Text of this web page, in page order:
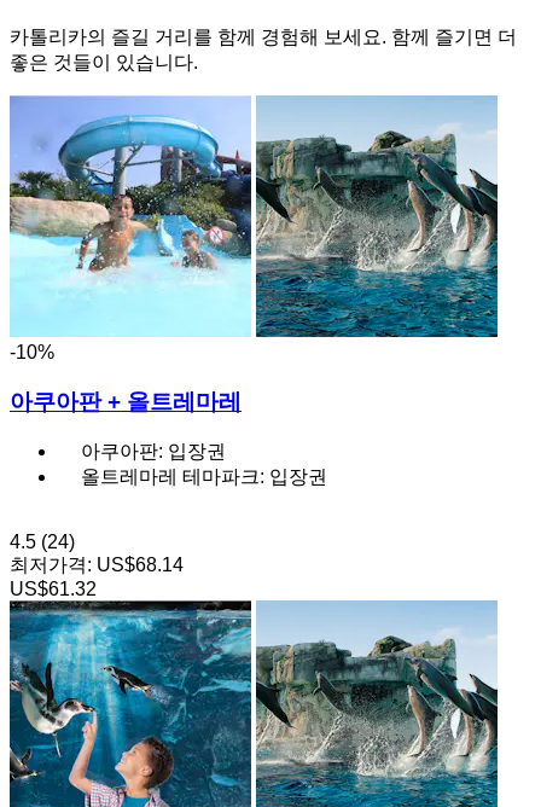
카톨리카의 즐길 거리를 함께 경험해 보세요. 함께 즐기면 더
좋은 것들이 있습니다.
-10%
아쿠아판 + 올트레마레
아쿠아판: 입장권
올트레마레 테마파크: 입장권
4.5 (24)
최저가격: US$68.14
US$61.32